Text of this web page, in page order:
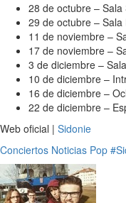
28 de octubre – Sala
29 de octubre –
11 de noviembre –
17 de noviembre –
3 de diciembre –
10 de diciembre –
16 de diciembre –
22 de diciembre –
Web oficial | Sidonie
Conciertos Noticias Pop